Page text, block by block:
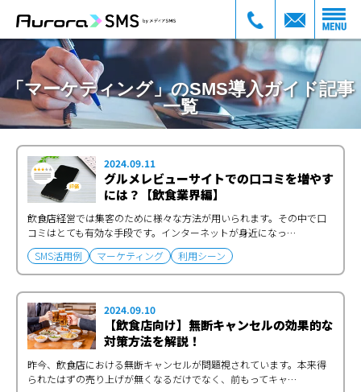
「マーケティング」のSMS導入ガイド記事
一覧
2024.09.11
グルメレビューサイトでの口コミを増やす
には？【飲食業界編】
飲食店経営では集客のために様々な方法が用いられます。その中で口
コミはとても有効な手段です。インターネットが身近になっ…
SMS活用例
マーケティング 利用シーン
2024.09.10
【飲食店向け】無断キャンセルの効果的な
対策方法を解説！
昨今、飲食店における無断キャンセルが問題視されています。本来得
られたはずの売り上げが無くなるだけでなく、前もってキャ…